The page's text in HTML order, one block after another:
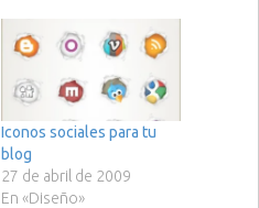
Iconos sociales para tu
blog
27 de abril de 2009
En «Diseño»